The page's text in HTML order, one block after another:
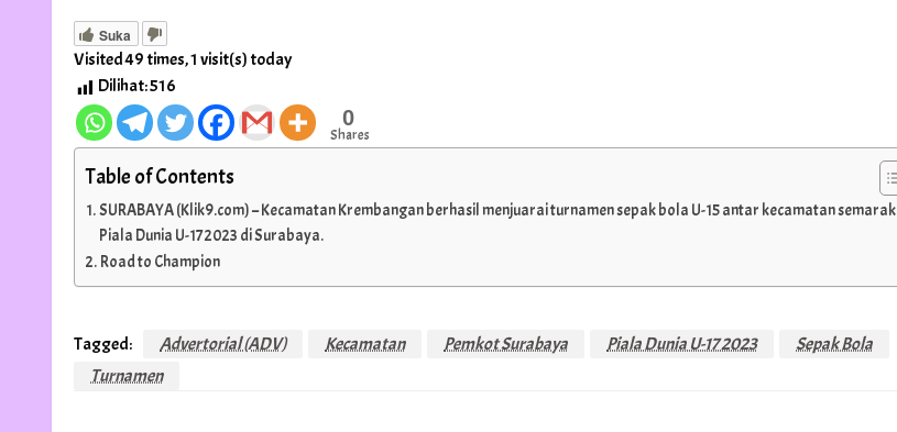
Suka
Visited 49 times, 1 visit(s) today
Dilihat:516
0
Shares
Table of Contents
SURABAYA (Klik9.com) – Kecamatan Krembangan berhasil menjuarai turnamen sepak bola U-15 antar kecamatan semarak
Piala Dunia U-17 2023 di Surabaya.
Road to Champion
Tagged: Advertorial (ADV) Kecamatan Pemkot Surabaya Piala Dunia U-17 2023
Sepak Bola
Turnamen